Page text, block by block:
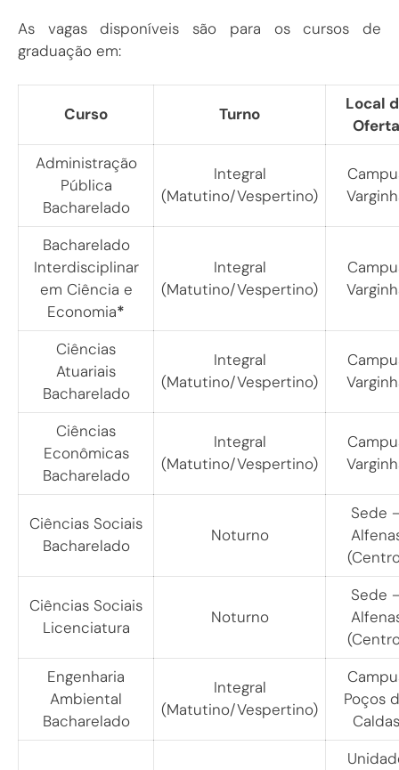
As vagas disponíveis são para os cursos de
graduação em:
Curso Turno
Local
Oferta
Administração
Pública
Bacharelado
Integral
(Matutino/Vespertino)
Bacharelado
Interdisciplinar
em Ciência e
Economia*
Integral
(Matutino/Vespertino)
Ciências
Atuariais
Bacharelado
Integral
(Matutino/Vespertino)
Ciências
Econômicas
Bacharelado
Integral
(Matutino/Vespertino)
Ciências Sociais
Bacharelado
Noturno
Sede
Ciências Sociais
Licenciatura
Noturno
Sede
Engenharia
Ambiental
Bacharelado
Integral
(Matutino/Vespertino)
Poços
Caldas